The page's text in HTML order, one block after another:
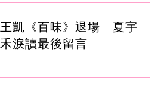
王凱《百味》退場 夏宇
禾淚讀最後留言